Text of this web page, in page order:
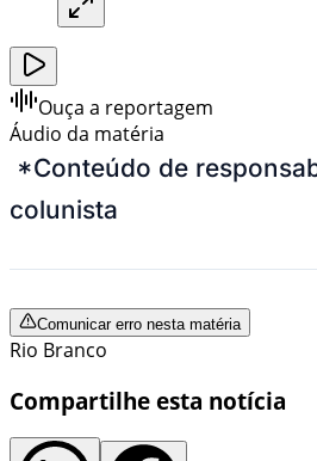
Ouça a reportagem
Áudio da matéria
*Conteúdo de
colunista
Comunicar erro nesta matéria
Rio Branco
Compartilhe esta notícia